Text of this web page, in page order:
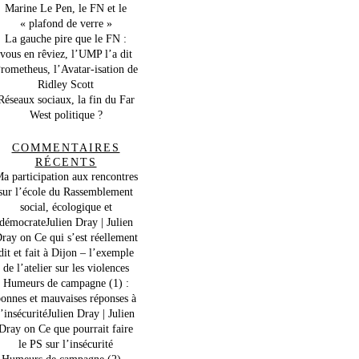
Marine Le Pen, le FN et le
« plafond de verre »
La gauche pire que le FN :
vous en rêviez, l’UMP l’a dit
l’Avatar-isation de
Ridley Scott
sociaux, la fin du Far
West politique ?
COMMENTAIRES
RÉCENTS
participation aux rencontres
l’école du Rassemblement
social, écologique et
démocrateJulien Dray | Julien
on Ce qui s’est réellement
et fait à Dijon – l’exemple
de l’atelier sur les violences
Humeurs de campagne (1) :
et mauvaises réponses à
Dray | Julien
on Ce que pourrait faire
le PS sur l’insécurité